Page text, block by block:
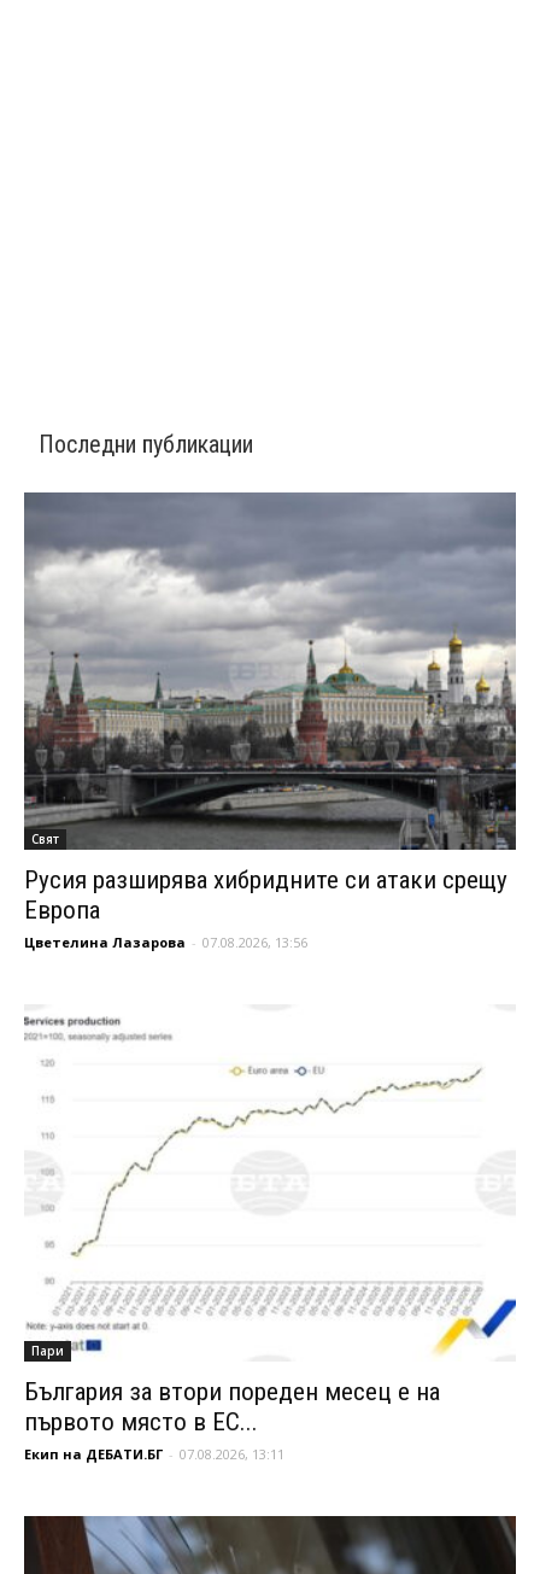
Последни публикации
Свят
Русия разширява хибридните си атаки срещу
Европа
Цветелина Лазарова - 07.08.2026, 13:56
Пари
България за втори пореден месец е на
първото място в ЕС...
Екип на ДЕБАТИ.БГ - 07.08.2026, 13:11